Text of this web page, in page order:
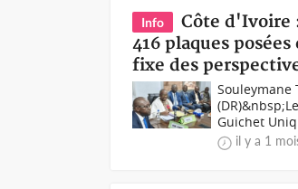
Info
Côte d'Ivoire
416 plaques
fixe des
Souleymane
Guichet
il y a 1